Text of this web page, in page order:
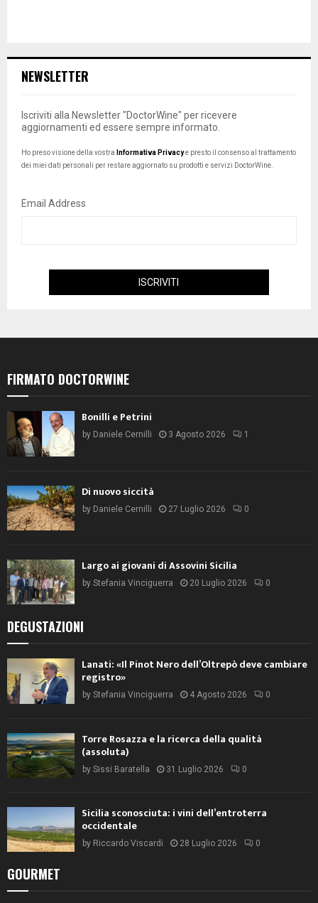
NEWSLETTER
Iscriviti alla Newsletter "DoctorWine" per ricevere
aggiornamenti ed essere sempre informato.
Ho preso visione della vostra Informativa Privacye presto il consenso al trattamento
dei miei dati personali per restare aggiornato su prodotti e servizi DoctorWine.
Email Address
FIRMATO DOCTORWINE
Bonilli e Petrini
by Daniele Cernilli 3 Agosto 2026 1
Di nuovo siccità
by Daniele Cernilli 27 Luglio 2026 0
Largo ai giovani di Assovini Sicilia
by Stefania Vinciguerra 20 Luglio 2026 0
DEGUSTAZIONI
Lanati: «Il Pinot Nero dell’Oltrepò deve cambiare
registro»
by Stefania Vinciguerra 4 Agosto 2026 0
Torre Rosazza e la ricerca della qualità
(assoluta)
by Sissi Baratella 31 Luglio 2026 0
Sicilia sconosciuta: i vini dell’entroterra
occidentale
by Riccardo Viscardi 28 Luglio 2026 0
GOURMET